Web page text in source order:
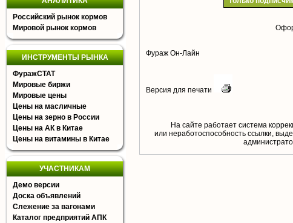
Российский рынок кормов
Мировой рынок кормов
ИНСТРУМЕНТЫ РЫНКА
ФуражСТАТ
Мировые биржи
Мировые цены
Цены на масличные
Цены на зерно в России
Цены на АК в Китае
Цены на витамины в Китае
УЧАСТНИКАМ
Демо версии
Доска объявлений
Слежение за вагонами
Каталог предприятий АПК
Фураж Он-Лайн
Версия для печати
На сайте работает система
или неработоспособность ссылки,